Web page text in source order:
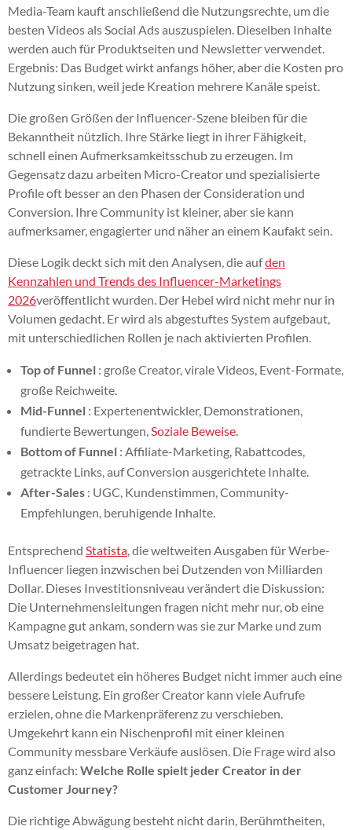
Media-Team kauft anschließend die Nutzungsrechte, um die
besten Videos als Social Ads auszuspielen. Dieselben Inhalte
werden auch für Produktseiten und Newsletter verwendet.
Ergebnis: Das Budget wirkt anfangs höher, aber die Kosten pro
Nutzung sinken, weil jede Kreation mehrere Kanäle speist.
Die großen Größen der Influencer-Szene bleiben für die
Bekanntheit nützlich. Ihre Stärke liegt in ihrer Fähigkeit,
schnell einen Aufmerksamkeitsschub zu erzeugen. Im
Gegensatz dazu arbeiten Micro-Creator und spezialisierte
Profile oft besser an den Phasen der Consideration und
Conversion. Ihre Community ist kleiner, aber sie kann
aufmerksamer, engagierter und näher an einem Kaufakt sein.
Diese Logik deckt sich mit den Analysen, die aufden
Kennzahlen und Trends des Influencer-Marketings
2026veröffentlicht wurden. Der Hebel wird nicht mehr nur in
Volumen gedacht. Er wird als abgestuftes System aufgebaut,
mit unterschiedlichen Rollen je nach aktivierten Profilen.
Top of Funnel : große Creator, virale Videos, Event-Formate,
große Reichweite.
Mid-Funnel : Expertenentwickler, Demonstrationen,
fundierte Bewertungen, Soziale Beweise
Bottom of Funnel : Affiliate-Marketing, Rabattcodes,
getrackte Links, auf Conversion ausgerichtete Inhalte.
After-Sales : UGC, Kundenstimmen, Community-
Empfehlungen, beruhigende Inhalte.
Entsprechend Statista , die weltweiten Ausgaben für Werbe-
Influencer liegen inzwischen bei Dutzenden von Milliarden
Dollar. Dieses Investitionsniveau verändert die Diskussion:
Die Unternehmensleitungen fragen nicht mehr nur, ob eine
Kampagne gut ankam, sondern was sie zur Marke und zum
Umsatz beigetragen hat.
Allerdings bedeutet ein höheres Budget nicht immer auch eine
bessere Leistung. Ein großer Creator kann viele Aufrufe
erzielen, ohne die Markenpräferenz zu verschieben.
Umgekehrt kann ein Nischenprofil mit einer kleinen
Community messbare Verkäufe auslösen. Die Frage wird also
ganz einfach: Welche Rolle spielt jeder Creator in der
Customer Journey?
Die richtige Abwägung besteht nicht darin, Berühmtheiten,